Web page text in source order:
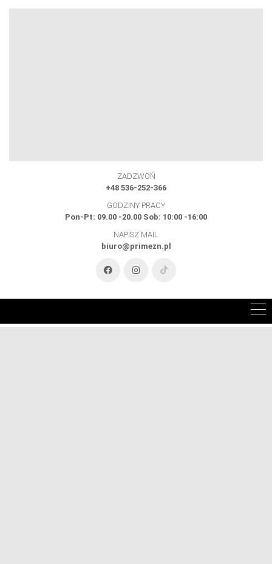
ZADZWOŃ
+48 536-252-366
GODZINY PRACY
Pon-Pt: 09.00 -20.00 Sob: 10:00 -16:00
NAPISZ MAIL
biuro@primezn.pl